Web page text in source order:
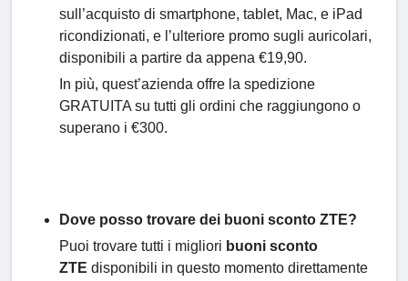
sull’acquisto di smartphone, tablet, Mac, e iPad
ricondizionati, e l’ulteriore promo sugli auricolari,
disponibili a partire da appena €19,90.
In più, quest’azienda offre la spedizione
GRATUITA su tutti gli ordini che raggiungono o
superano i €300.
Dove posso trovare dei buoni sconto ZTE?
Puoi trovare tutti i migliori buoni sconto
ZTE disponibili in questo momento direttamente